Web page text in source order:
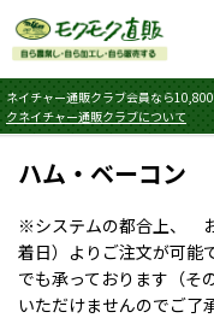
ネイチャー通販クラブ会員なら
クネイチャー通販クラブについて
ハム・ベーコン
※システムの都合上、
着日）よりご注文が可能
でも承っております（そ
いただけませんのでご了